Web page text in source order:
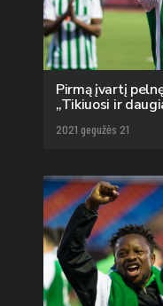
Pirmą įvartį
„Tikiuosi ir
2021 gegužės 21